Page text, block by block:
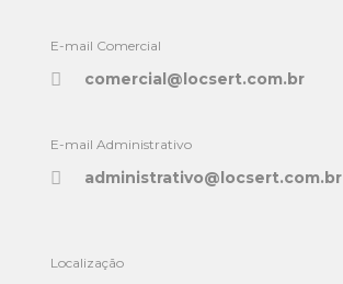
E-mail Comercial
comercial@locsert.com.br
E-mail Administrativo
administrativo@locsert.com.br
Localização